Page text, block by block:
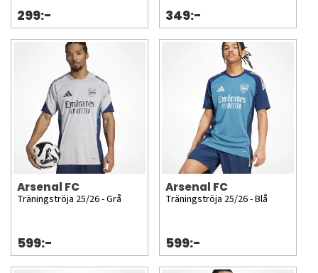
299:- 349:-
Arsenal FC
Träningströja 25/26 - Grå
599:-
Arsenal FC
Träningströja 25/26 - Blå
599:-